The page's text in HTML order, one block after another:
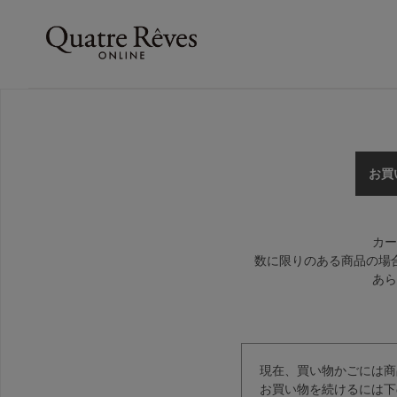
お買
カ
数に限りのある商品の場
あ
現在、買い物かごには
お買い物を続けるには